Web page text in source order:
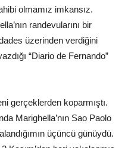
olmamız imkansız.
randevularını bir
üzerinden verdiğini
“Diario de Fernando”
gerçeklerden koparmıştı.
Marighella’nın Sao Paolo
üçüncü günüydü.